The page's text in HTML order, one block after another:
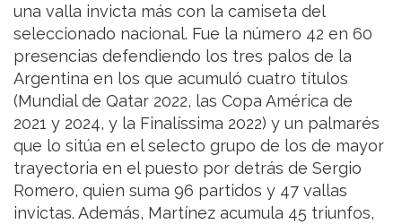
una valla invicta más con la camiseta del
seleccionado nacional. Fue la número 42 en 60
presencias defendiendo los tres palos de la
Argentina en los que acumuló cuatro títulos
(Mundial de Qatar 2022, las Copa América de
2021 y 2024, y la Finalíssima 2022) y un palmarés
que lo sitúa en el selecto grupo de los de mayor
trayectoria en el puesto por detrás de Sergio
Romero, quien suma 96 partidos y 47 vallas
invictas. Además, Martínez acumula 45 triunfos,